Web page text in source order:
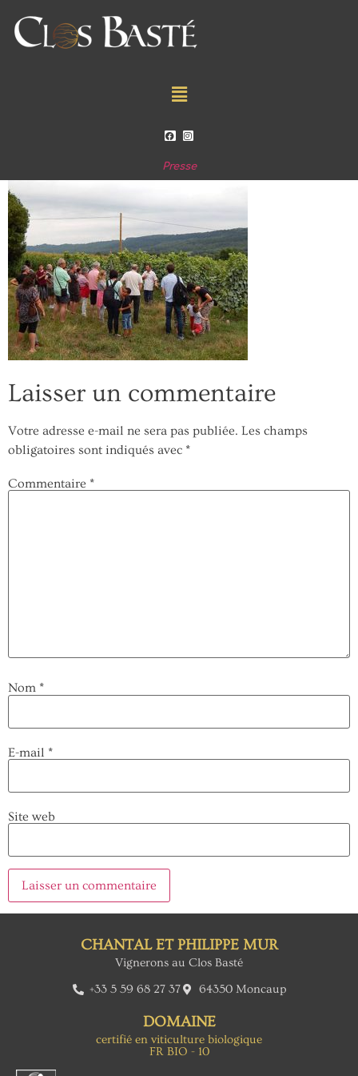
Presse
Laisser un commentaire
Votre adresse e-mail ne sera pas publiée. Les champs
obligatoires sont indiqués avec *
Commentaire *
Nom *
E-mail *
Site web
CHANTAL ET PHILIPPE MUR
Vignerons au Clos Basté
+33 5 59 68 27 37
64350 Moncaup
DOMAINE
certifié en viticulture biologique
FR BIO - 10